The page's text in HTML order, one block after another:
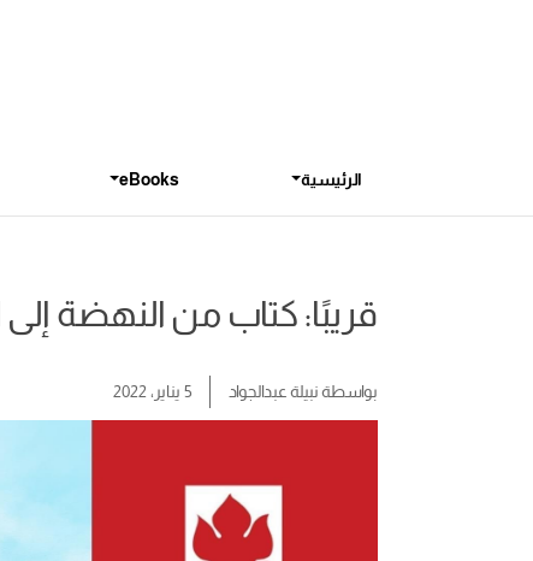
الرئيسية eBooks
قريبًا: كتاب من النهضة إلى
بواسطةنبيلة عبدالجواد 5 يناير، 2022